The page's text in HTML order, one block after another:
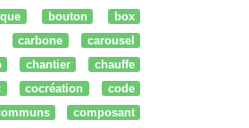
bouton
box
carbone
carousel
chantier
chauffe
cocréation
code
composant